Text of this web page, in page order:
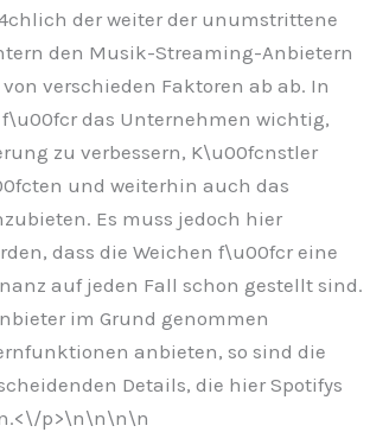
der weiter der unumstrittene
den Musik-Streaming-Anbietern
verschieden Faktoren ab ab. In
f\u00fcr das Unternehmen wichtig,
zu verbessern, K\u00fcnstler
und weiterhin auch das
Es muss jedoch hier
dass die Weichen f\u00fcr eine
auf jeden Fall schon gestellt sind.
im Grund genommen
anbieten, so sind die
Details, die hier Spotifys
p>\n\n\n\n